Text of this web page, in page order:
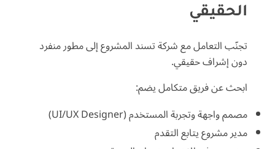
الحقيقي
تجنّب التعامل مع شركة تسند المشروع إلى مطور منفرد
دون إشراف حقيقي.
ابحث عن فريق متكامل يضم:
مصمم واجهة وتجربة المستخدم (UI/UX Designer)
مدير مشروع يتابع التقدم